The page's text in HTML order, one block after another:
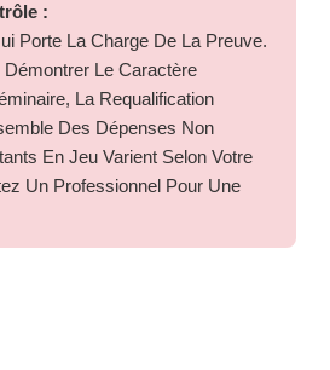
:
Porte La Charge De La Preuve.
Le Caractère
La Requalification
Des Dépenses Non
En Jeu Varient Selon Votre
Un Professionnel Pour Une